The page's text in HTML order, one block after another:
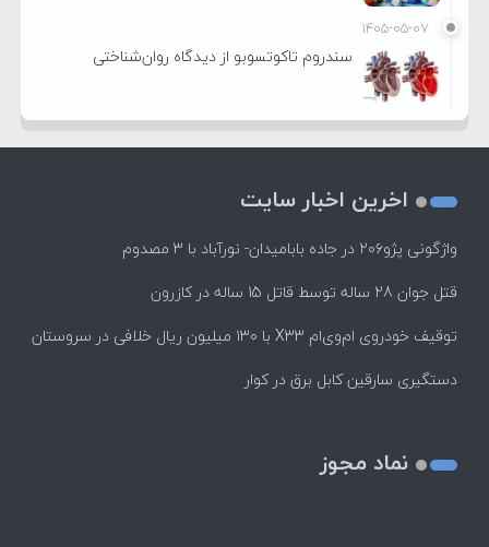
۱۴۰۵-۰۵-۰۷
سندروم تاکوتسوبو از دیدگاه روان‌شناختی
اخرین اخبار سایت
واژگونی پژو۲۰۶ در جاده بابامیدان- نورآباد با ۳ مصدوم
قتل جوان 28 ساله توسط قاتل 15 ساله در کازرون
توقیف خودروی ام‌وی‌ام X33 با ۱۳۰ میلیون ریال خلافی در سروستان
دستگیری سارقین کابل برق در کوار
نماد مجوز